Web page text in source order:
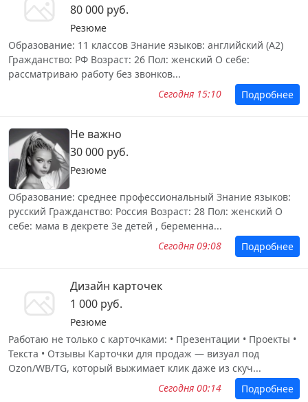
80 000 руб.
Резюме
Образование: 11 классов Знание языков: английский (А2)
Гражданство: РФ Возраст: 26 Пол: женский О себе:
рассматриваю работу без звонков...
Сегодня 15:10
Подробнее
Не важно
30 000 руб.
Резюме
Образование: среднее профессиональный Знание языков:
русский Гражданство: Россия Возраст: 28 Пол: женский О
себе: мама в декрете 3е детей , беременна...
Сегодня 09:08
Подробнее
Дизайн карточек
1 000 руб.
Резюме
Работаю не только с карточками: • Презентации • Проекты •
Текста • Отзывы Карточки для продаж — визуал под
Ozon/WB/TG, который выжимает клик даже из скуч...
Сегодня 00:14
Подробнее